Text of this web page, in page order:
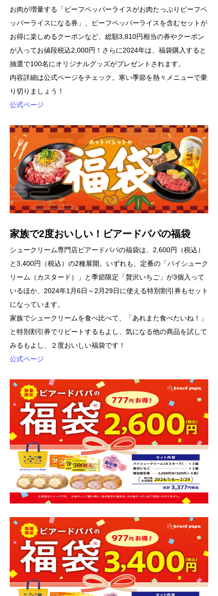
お肉が増量する「ビーフペッパーライスがお肉たっぷりビーフペ
ッパーライスになる券」、ビーフペッパーライスを含むセットが
お得に楽しめるクーポンなど、総額3,810円相当の券やクーポン
が入ってお値段税込2,000円！さらに2024年は、福袋購入すると
抽選で100名にオリジナルグッズがプレゼントされます。
内容詳細は公式ページをチェック。寒い季節を熱々メニューで乗
り切りましょう！
公式ページ
家族で2度おいしい！ビアードパパの福袋
シュークリーム専門店ビアードパパの福袋は、2,600円（税込）
と3,400円（税込）の2種展開。いずれも、定番の「パイシューク
リーム（カスタード）」と季節限定「贅沢いちご」が3個入って
いるほか、2024年1月6日～2月29日に使える特別割引券もセット
になっています。
家族でシュークリームを食べ比べて、「あれまた食べたいね！」
と特別割引券でリピートするもよし、気になる他の商品を試して
みるもよし、２度おいしい福袋です！
公式ページ